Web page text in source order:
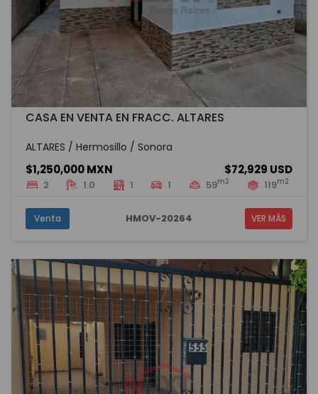
CASA EN VENTA EN FRACC. ALTARES
ALTARES / Hermosillo / Sonora
$1,250,000 MXN $72,929 USD
2 1.0 1 1 59m2 119m2
Venta HMOV-20264 VER MÁS